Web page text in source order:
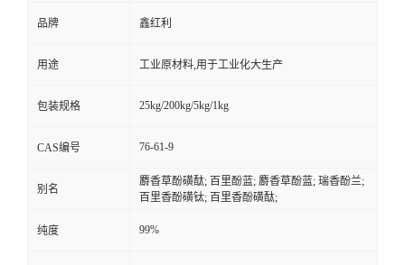
品牌 鑫红利
用途 工业原材料,用于工业化大生产
包装规格 25kg/200kg/5kg/1kg
CAS编号 76-61-9
别名
麝香草酚磺酞; 百里酚蓝; 麝香草酚蓝; 瑞香酚兰;
百里香酚磺钛; 百里香酚磺酞;
纯度 99%